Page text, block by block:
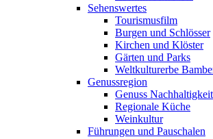
Sehenswertes
Tourismusfilm
Burgen und Schlösser
Kirchen und Klöster
Gärten und Parks
Weltkulturerbe
Genussregion
Genuss Nachhaltigkeit
Regionale Küche
Weinkultur
Führungen und Pauschalen